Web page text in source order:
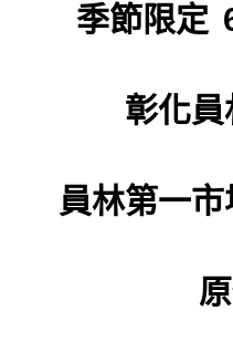
季節限定
彰化
員林第一